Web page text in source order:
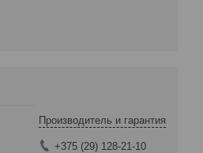
Производитель и гарантия
+375 (29) 128-21-10